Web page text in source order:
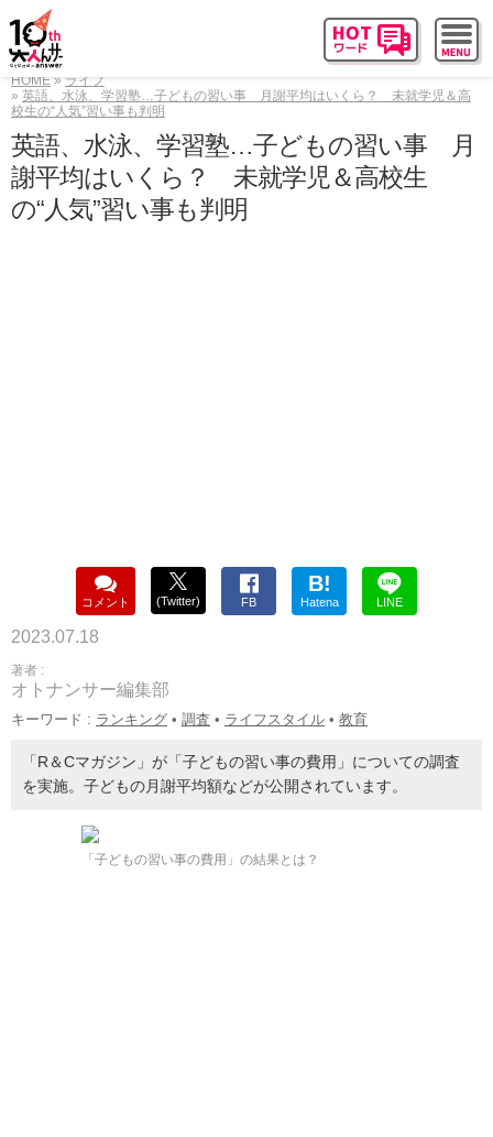
HOME
ライフ
英語、水泳、学習塾…子どもの習い事 月謝平均はいくら？ 未就学児＆高
校生の“人気”習い事も判明
英語、水泳、学習塾…子どもの習い事 月
謝平均はいくら？ 未就学児＆高校生
の“人気”習い事も判明
コメント (Twitter) FB
B!
Hatena LINE
2023.07.18
著者 :
オトナンサー編集部
キーワード : ランキング • 調査 • ライフスタイル • 教育
「R＆Cマガジン」が「子どもの習い事の費用」についての調査
を実施。子どもの月謝平均額などが公開されています。
「子どもの習い事の費用」の結果とは？